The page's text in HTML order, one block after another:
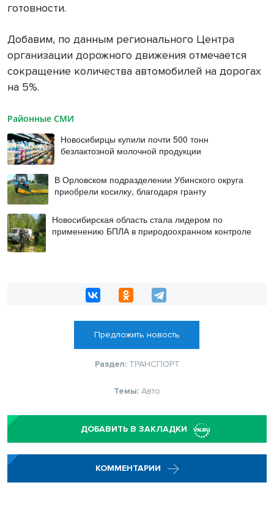
готовности.
Добавим, по данным регионального Центра
организации дорожного движения отмечается
сокращение количества автомобилей на дорогах
на 5%.
Районные СМИ
Новосибирцы купили почти 500 тонн
безлактозной молочной продукции
В Орловском подразделении Убинского округа
приобрели косилку, благодаря гранту
Новосибирская область стала лидером по
применению БПЛА в природоохранном контроле
Предложить новость
Раздел: ТРАНСПОРТ
Темы: Авто
ДОБАВИТЬ В ЗАКЛАДКИ
КОММЕНТАРИИ